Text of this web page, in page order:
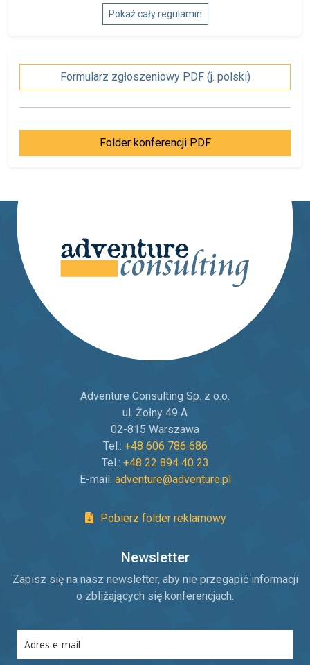
Pokaż cały regulamin
Formularz zgłoszeniowy PDF (j. polski)
Folder konferencji PDF
Adventure Consulting Sp. z o.o.
ul. Żołny 49 A
02-815 Warszawa
Tel.: +48 606 786 686
Tel.: +48 22 894 40 23
E-mail: adventure@adventure.pl
Pobierz folder reklamowy
Newsletter
Zapisz się na nasz newsletter, aby nie przegapić informacji
o zbliżających się konferencjach.